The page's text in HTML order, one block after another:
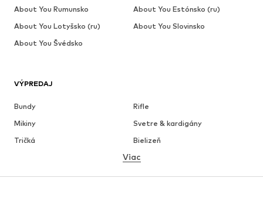
VÝPREDAJ
Bundy
Rifle
Mikiny
Svetre & kardigány
Tričká
Bielizeň
Košele
Viac
About You Rumunsko
About You Estónsko (ru)
About You Lotyšsko (ru)
About You Slovinsko
About You Švédsko